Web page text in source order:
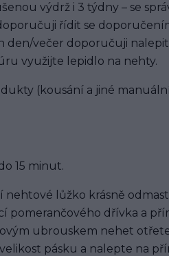
výdrž i 3 týdny – se
řídit se
den/večer doporučuji
využijte lepidlo na nehty.
(kousání a jiné
15 minut.
nehtové lůžko krásně
pomerančového dřívka a
ubrouskem nehet
pásku a nalepte na